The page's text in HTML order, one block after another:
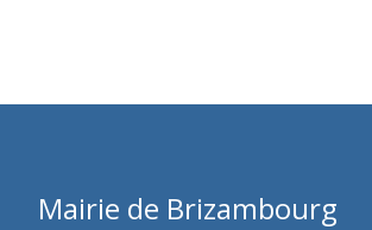
Mairie de Brizambourg